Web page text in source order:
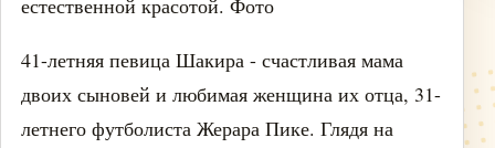
41-летняя певица Шакира - счастливая мама
двоих сыновей и любимая женщина их отца, 31-
летнего футболиста Жерара Пике. Глядя на